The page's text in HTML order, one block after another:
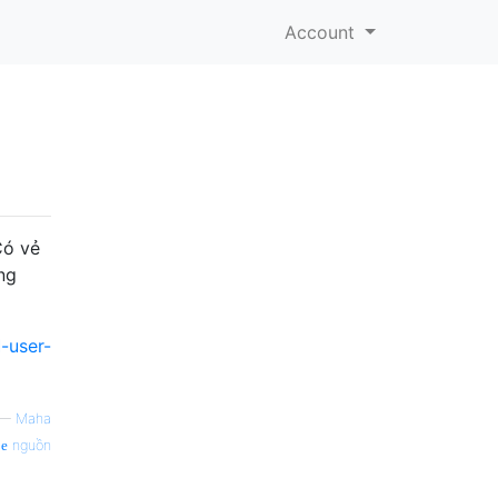
Account
vẻ
user-
Maha
nguồn